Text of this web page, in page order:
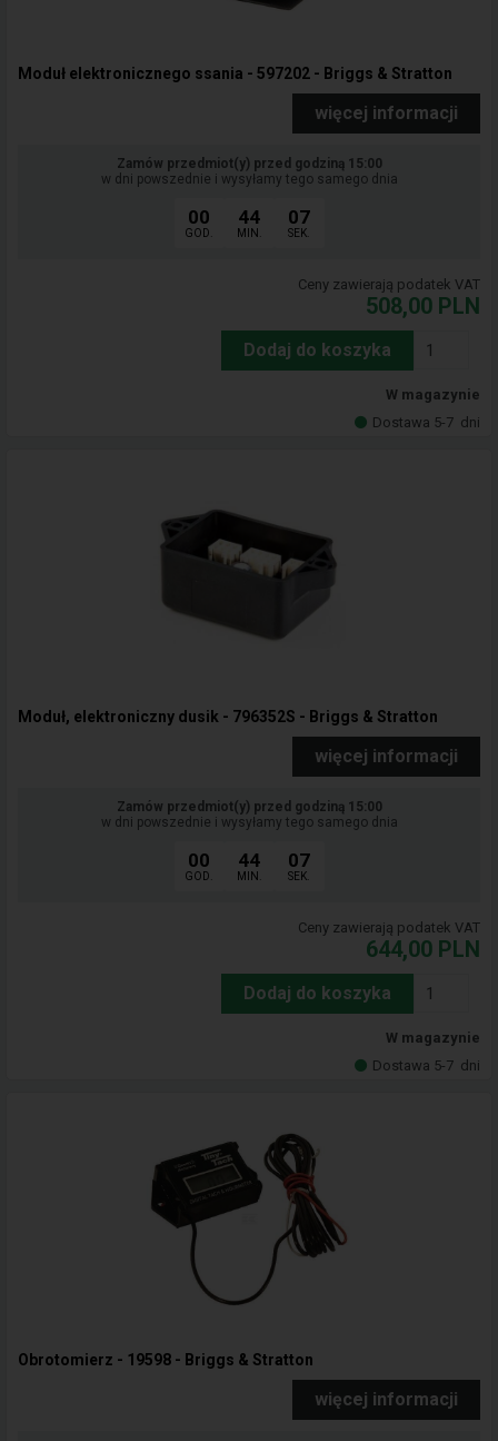
Moduł elektronicznego ssania - 597202 - Briggs & Stratton
więcej informacji
Zamów przedmiot(y) przed godziną 15:00
w dni powszednie i wysyłamy tego samego dnia
00
GOD.
44
MIN.
06
SEK.
Ceny zawierają podatek VAT
508,00 PLN
Dodaj do koszyka
W magazynie
Dostawa 5-7 dni
Moduł, elektroniczny dusik - 796352S - Briggs & Stratton
więcej informacji
Zamów przedmiot(y) przed godziną 15:00
w dni powszednie i wysyłamy tego samego dnia
00
GOD.
44
MIN.
06
SEK.
Ceny zawierają podatek VAT
644,00 PLN
Dodaj do koszyka
W magazynie
Dostawa 5-7 dni
Obrotomierz - 19598 - Briggs & Stratton
więcej informacji